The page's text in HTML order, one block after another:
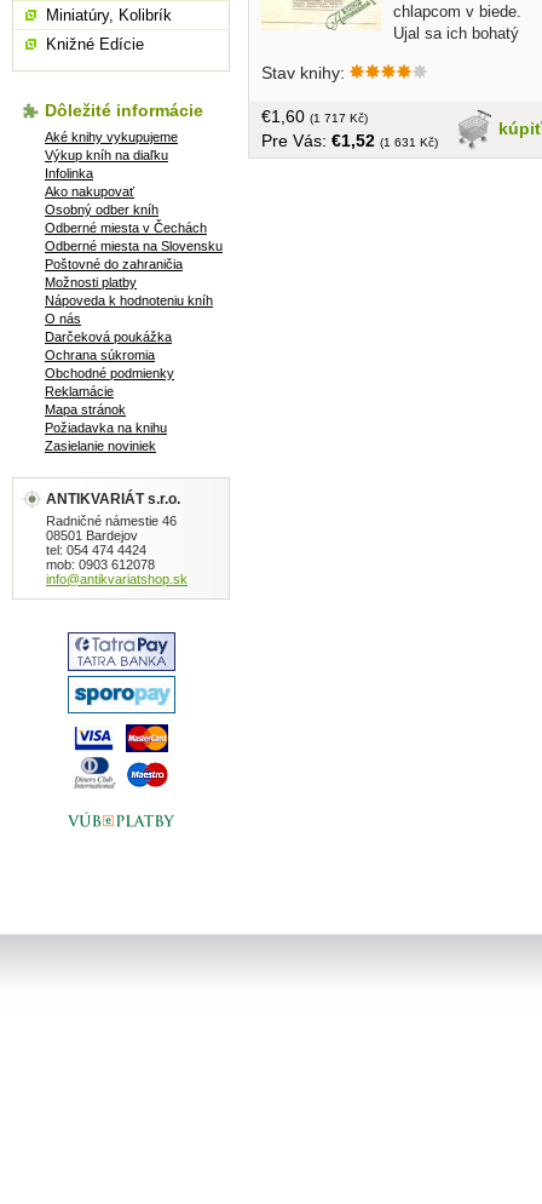
chlapcom v biede.
Ujal sa ich bohatý
žiadne súkromie. Hlavnou postavou je
ktorý vyrastie v pekného mladého
muža.... tvrdá väzba, obal, v češtine,
266 strán
Stav knihy:
kúpiť
€1,60 (1 717 Kč)
Pre Vás: €1,52 (1 631 Kč)
Miniatúry, Kolibrík
Knižné Edície
Dôležité informácie
Aké knihy vykupujeme
Výkup kníh na diaľku
Infolinka
Ako nakupovať
Osobný odber kníh
Odberné miesta v Čechách
Odberné miesta na Slovensku
Poštovné do zahraničia
Možnosti platby
Nápoveda k hodnoteniu kníh
O nás
Darčeková poukážka
Ochrana súkromia
Obchodné podmienky
Reklamácie
Mapa stránok
Požiadavka na knihu
Zasielanie noviniek
ANTIKVARIÁT s.r.o.
Radničné námestie 46
08501 Bardejov
tel: 054 474 4424
mob: 0903 612078
info@antikvariatshop.sk